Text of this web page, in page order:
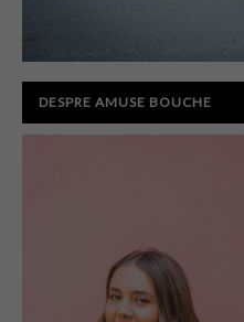
DESPRE AMUSE BOUCHE